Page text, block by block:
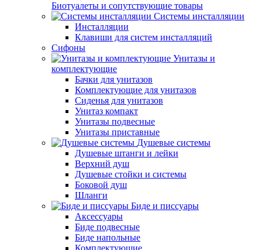
Биотуалеты и сопутствующие товары
Системы инсталляции
Инсталляции
Клавиши для систем инсталляций
Сифоны
Унитазы и
комплектующие
Бачки для унитазов
Комплектующие для унитазов
Сиденья для унитазов
Унитаз компакт
Унитазы подвесные
Унитазы приставные
Душевые системы
Душевые штанги и лейки
Верхний душ
Душевые стойки и системы
Боковой душ
Шланги
Биде и писсуары
Аксессуары
Биде подвесные
Биде напольные
Комплектующие